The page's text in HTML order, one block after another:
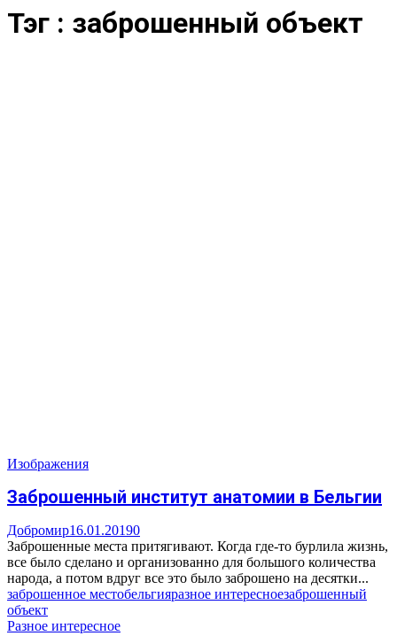
Тэг : заброшенный объект
Изображения
Заброшенный институт анатомии в Бельгии
Добромир16.01.20190
Заброшенные места притягивают. Когда где-то бурлила жизнь,
все было сделано и организованно для большого количества
народа, а потом вдруг все это было заброшено на десятки...
заброшенное местобельгияразное интересноезаброшенный
объект
Разное интересное